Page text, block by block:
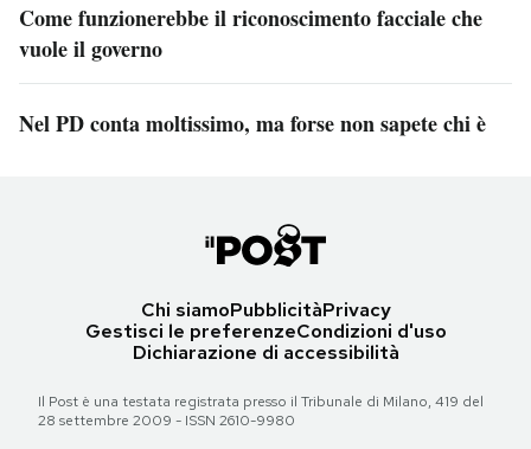
Come funzionerebbe il riconoscimento facciale che
vuole il governo
Nel PD conta moltissimo, ma forse non sapete chi è
Chi siamoPubblicitàPrivacy
Gestisci le preferenzeCondizioni d'uso
Dichiarazione di accessibilità
Il Post è una testata registrata presso il Tribunale di Milano, 419 del
28 settembre 2009 - ISSN 2610-9980